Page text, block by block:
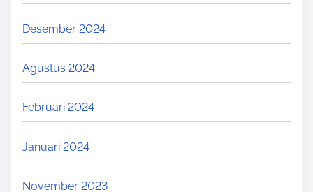
Desember 2024
Agustus 2024
Februari 2024
Januari 2024
November 2023